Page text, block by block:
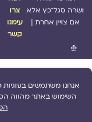
ושרה סגל־כץ אלא
אם צויין אחרת |
צרו
עימנו
קשר